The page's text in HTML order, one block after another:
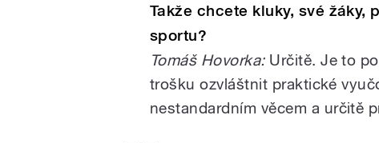
Takže chcete kluky, své žáky,
sportu?
Tomáš Hovorka:Určitě. Je to
trošku ozvláštnit praktické
nestandardním věcem a určitě